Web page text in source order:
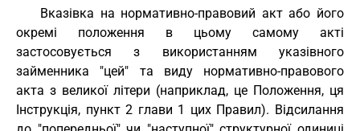
Вказівка на нормативно-правовий акт або його
окремі положення в цьому самому акті
застосовується з використанням указівного
займенника "цей" та виду нормативно-правового
акта з великої літери (наприклад, це Положення, ця
Інструкція, пункт 2 глави 1 цих Правил). Відсилання